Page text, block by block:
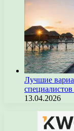
Лучшие
13.04.2026